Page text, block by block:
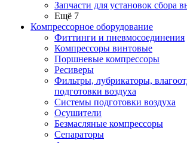
Запчасти для установок сбора
Ещё 7
Компрессорное оборудование
Фиттинги и пневмосоединения
Компрессоры винтовые
Поршневые компрессоры
Ресиверы
Фильтры, лубрикаторы,
подготовки воздуха
Системы подготовки воздуха
Осушители
Безмасляные компрессоры
Сепараторы